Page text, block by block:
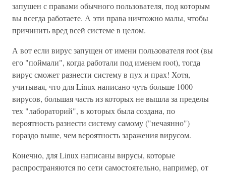
запушен с правами обычного пользователя, под которым
вы всегда работаете. А эти права ничтожно малы, чтобы
причинить вред всей системе в целом.
А вот если вирус запущен от имени пользователя root (вы
его "поймали", когда работали под именем root), тогда
вирус сможет разнести систему в пух и прах! Хотя,
учитывая, что для Linux написано чуть больше 1000
вирусов, большая часть из которых не вышла за пределы
тех "лабораторий", в которых была создана, по
вероятность разнести систему самому ("нечаянно")
гораздо выше, чем вероятность заражения вирусом.
Конечно, для Linux написаны вирусы, которые
распространяются по сети самостоятельно, например, от